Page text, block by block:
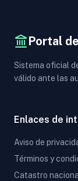
Portal
Sistema oficial
válido ante las
Enlaces de
Aviso de
Términos y
Catastro